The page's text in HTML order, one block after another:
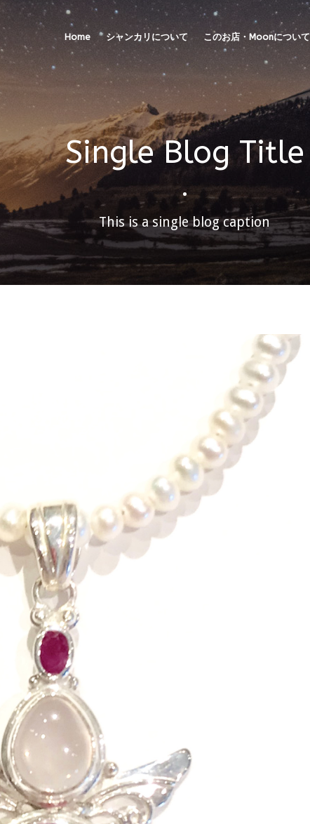
Home シャンカリについて このお店・Moonについて
Single Blog Title
•
This is a single blog caption